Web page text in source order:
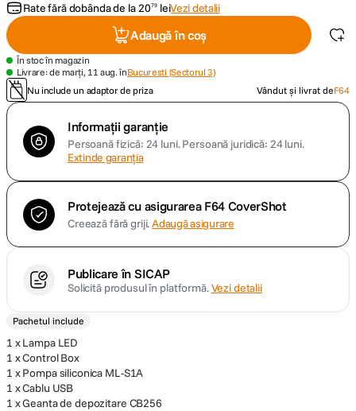
insta 360
10. godox
Rate fără dobânda de la2079 leiVezi detalii
Adaugă în coș
În stoc în magazin
Livrare: de marți, 11 aug. înBucuresti (Sectorul 3)
Nu include un adaptor de priza
Vândut și livrat deF64
Informații garanție
Persoană fizică: 24 luni.Persoană juridică: 24 luni.
Extinde garanția
Protejează cu asigurarea F64 CoverShot
Creează fără griji.Adaugă asigurare
Publicare în SICAP
Solicită produsul în platformă.Vezi detalii
Pachetul include
1 x Lampa LED
1 x Control Box
1 x Pompa siliconica ML-S1A
1 x Cablu USB
1 x Geanta de depozitare CB256